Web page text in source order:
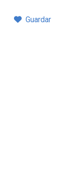
Guardar